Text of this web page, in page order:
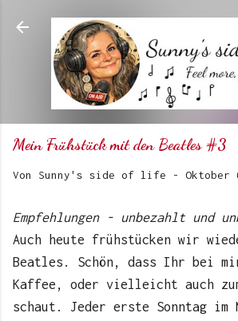
Direkt zum
Mein Frühstück mit den Beatles #3
Von Sunny's side of life - Oktober
Empfehlungen - unbezahlt und
Auch heute frühstücken wir
Beatles. Schön, dass Ihr bei
Kaffee, oder vielleicht auch
schaut. Jeder erste Sonntag im